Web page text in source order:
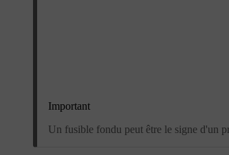
Important
Un fusible fondu peut être le signe d'un